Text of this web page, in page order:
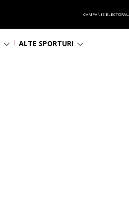
CAMPANIE
ALTE SPORTURI